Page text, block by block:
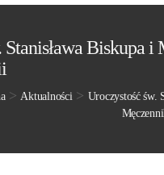
Stanisława Biskupa i
>Aktualności> Uroczystość św.